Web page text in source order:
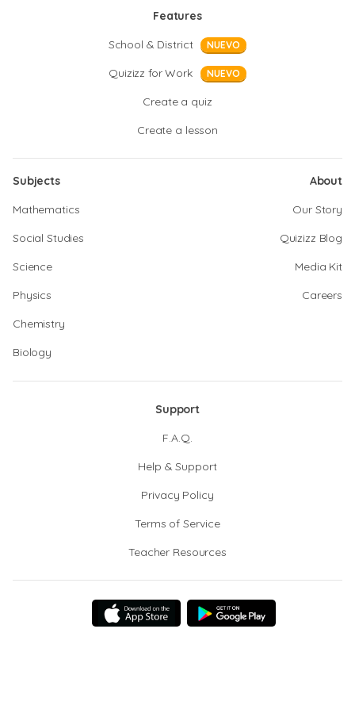
Features
School & District
NUEVO
Quizizz for Work NUEVO
Create a quiz
Create a lesson
Subjects
Mathematics
Social Studies
Science
Physics
Chemistry
Biology
About
Our Story
Quizizz Blog
Media Kit
Careers
Support
F.A.Q.
Help & Support
Privacy Policy
Terms of Service
Teacher Resources